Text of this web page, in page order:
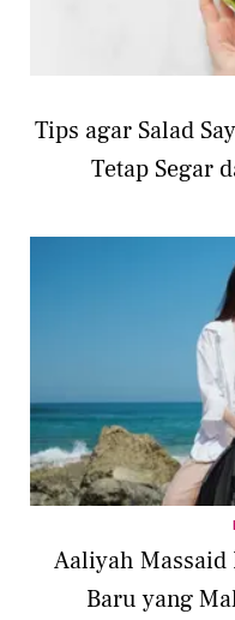
Tips agar Salad
Tetap Segar
Aaliyah Massaid
Baru yang